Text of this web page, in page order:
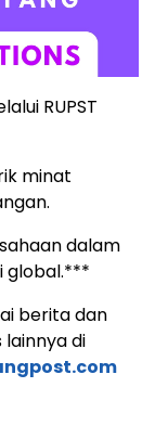
RUPST
minat
dalam
global.***
berita dan
di